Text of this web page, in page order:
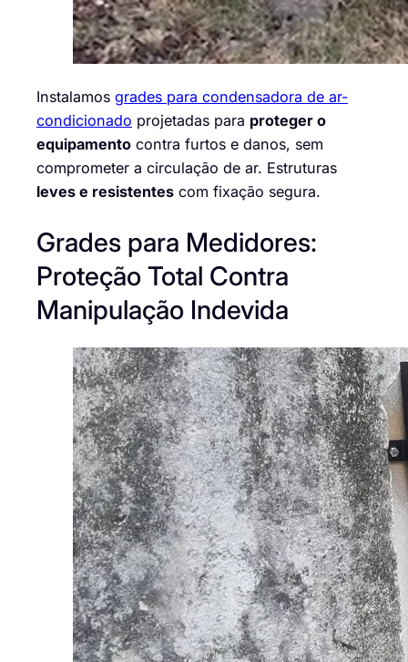
Instalamos grades para condensadora de ar-
condicionado projetadas para proteger o
equipamento contra furtos e danos, sem
comprometer a circulação de ar. Estruturas
leves e resistentes com fixação segura.
Grades para Medidores:
Proteção Total Contra
Manipulação Indevida